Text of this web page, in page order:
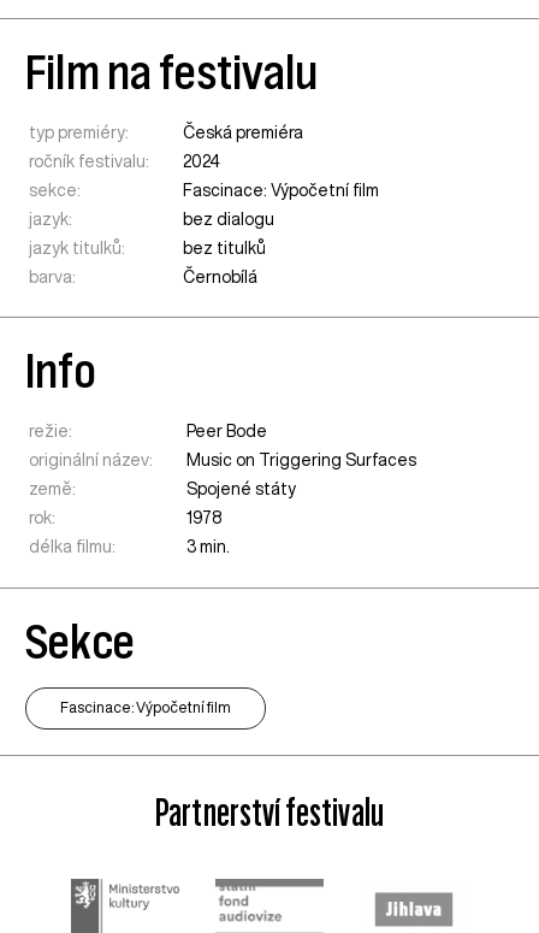
Film na festivalu
typ premiéry:
Česká premiéra
ročník festivalu:
2024
sekce:
Fascinace: Výpočetní film
jazyk:
bez dialogu
jazyk titulků:
bez titulků
barva:
Černobílá
Info
režie:
Peer Bode
originální název:
Music on Triggering Surfaces
země:
Spojené státy
rok:
1978
délka filmu:
3 min.
Sekce
Fascinace: Výpočetní film
Partnerství festivalu